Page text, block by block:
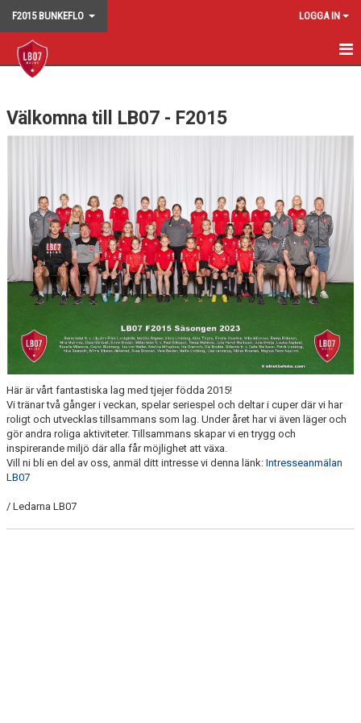
F2015 BUNKEFLO LOGGA IN
HEM
NYHETER
TRUPPEN
BILDGALLERI
DOKUMENT
Välkomna till LB07 - F2015
Här är vårt fantastiska lag med tjejer födda 2015!
Vi tränar två gånger i veckan, spelar seriespel och deltar i cuper där vi har
roligt och utvecklas tillsammans som lag. Under året har vi även läger och
gör andra roliga aktiviteter. Tillsammans skapar vi en trygg och
inspirerande miljö där alla får möjlighet att växa.
Vill ni bli en del av oss, anmäl ditt intresse vi denna länk: Intresseanmälan
LB07
/ Ledarna LB07